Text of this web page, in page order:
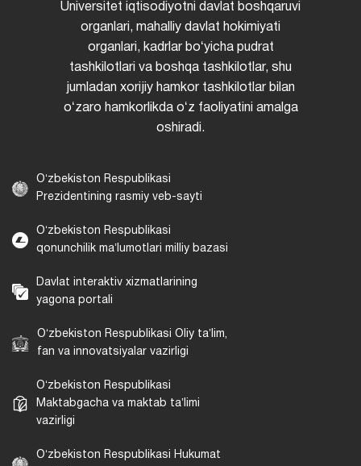
Universitet iqtisodiyotni davlat boshqaruvi
organlari, mahalliy davlat hokimiyati
organlari, kadrlar boʻyicha pudrat
tashkilotlari va boshqa tashkilotlar, shu
jumladan xorijiy hamkor tashkilotlar bilan
oʻzaro hamkorlikda oʻz faoliyatini amalga
oshiradi.
Oʻzbekiston Respublikasi
Prezidentining rasmiy veb-sayti
Oʻzbekiston Respublikasi
qonunchilik maʼlumotlari milliy bazasi
Davlat interaktiv xizmatlarining
yagona portali
Oʻzbekiston Respublikasi Oliy taʼlim,
fan va innovatsiyalar vazirligi
Oʻzbekiston Respublikasi
Maktabgacha va maktab taʼlimi
vazirligi
Oʻzbekiston Respublikasi Hukumat